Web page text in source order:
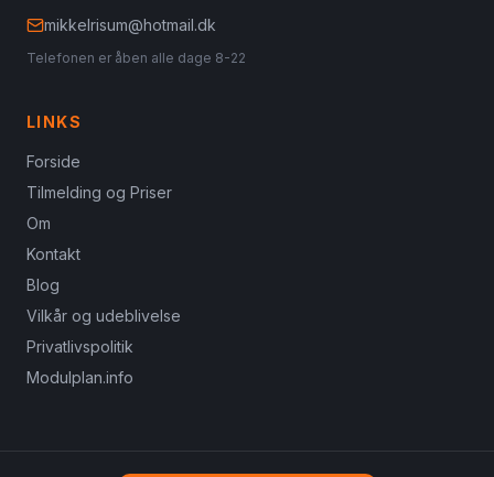
mikkelrisum@hotmail.dk
Telefonen er åben alle dage 8-22
LINKS
Forside
Tilmelding og Priser
Om
Kontakt
Blog
Vilkår og udeblivelse
Privatlivspolitik
Modulplan.info